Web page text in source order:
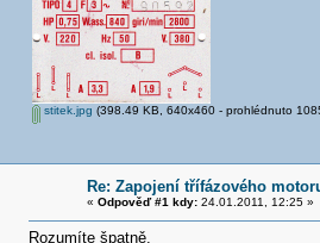
stitek.jpg (398.49 KB, 640x460 - prohlédnuto
Re: Zapojení třífázového
« Odpověď #1 kdy:24.01.2011, 12:25 »
Rozumíte špatně.